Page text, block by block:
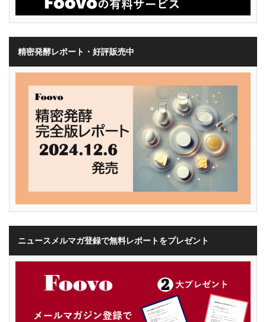
精密発酵レポート・好評販売中
ニュースメルマガ登録で無料レポートをプレゼント